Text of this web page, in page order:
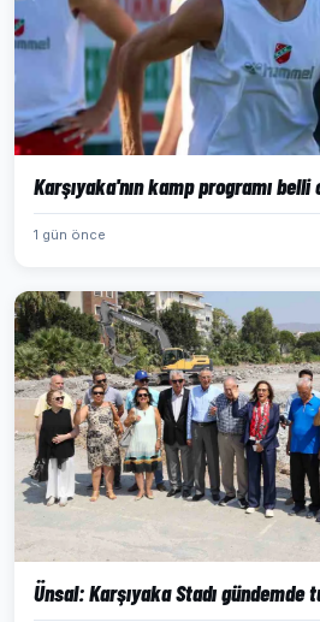
Karşıyaka'nın kamp programı belli
1 gün önce
Ünsal: Karşıyaka Stadı gündemde